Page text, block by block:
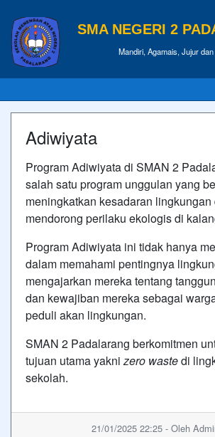
SMA NEGERI 2
Mandiri, Agamais, Jujur
Adiwiyata
Program Adiwiyata di SMAN 2
salah satu program unggulan yang
meningkatkan kesadaran lingkungan
mendorong perilaku ekologis di
Program Adiwiyata ini tidak hanya
dalam memahami pentingnya
mengajarkan mereka tentang
dan kewajiban mereka sebagai
peduli akan lingkungan.
SMAN 2 Padalarang berkomitmen
tujuan utama yaknizero wastedi
sekolah.
21/01/2025 22:25 - Oleh